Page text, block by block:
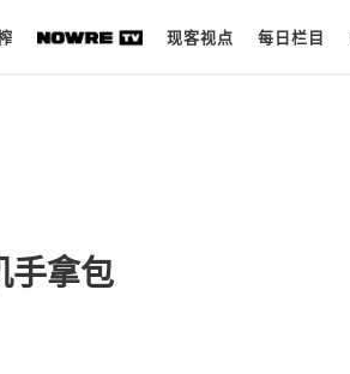
现客视点 每日栏目
每日栏目
手拿包